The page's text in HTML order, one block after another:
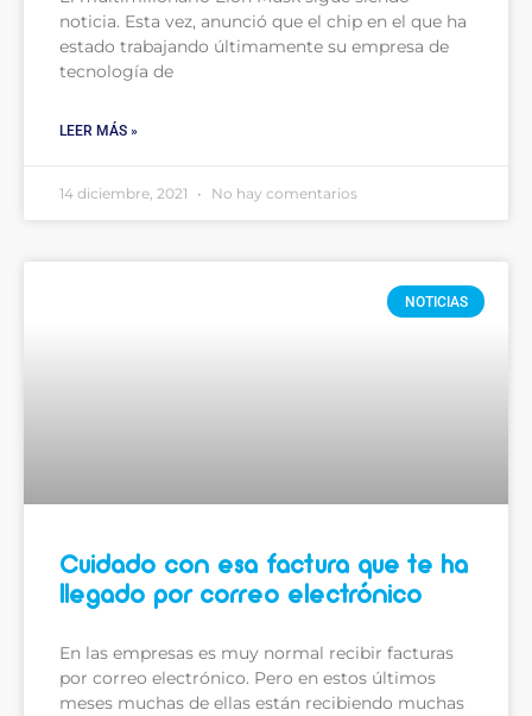
noticia. Esta vez, anunció que el chip en el que ha
estado trabajando últimamente su empresa de
tecnología de
LEER MÁS »
14 diciembre, 2021 No hay comentarios
NOTICIAS
Cuidado con esa factura que te ha
llegado por correo electrónico
En las empresas es muy normal recibir facturas
por correo electrónico. Pero en estos últimos
meses muchas de ellas están recibiendo muchas